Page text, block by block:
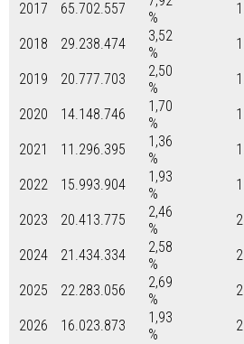
2017
65.702.557
%
2018
29.238.474
3,52
%
2019
20.777.703
2,50
%
2020
14.148.746
1,70
%
2021
11.296.395
1,36
%
2022
15.993.904
1,93
%
2023
20.413.775
2,46
%
2024
21.434.334
2,58
%
2025
22.283.056
2,69
%
2026
16.023.873
1,93
%